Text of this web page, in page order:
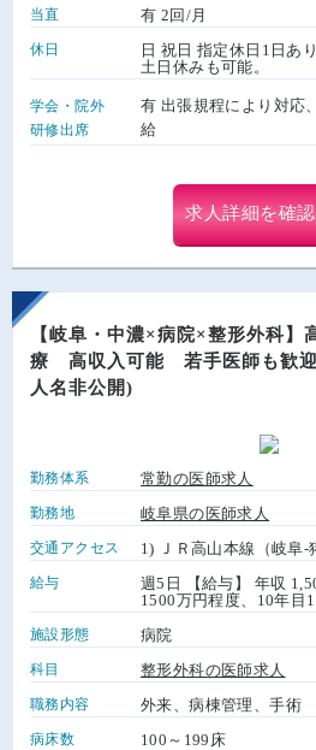
当直 有 2回/月
休日
日 祝日 指定休日1日あ
土日休みも可能。
学会・院外
研修出席
有 出張規程により対応
給
求人詳細を確
【岐阜・中濃×病院×整形外科】
療 高収入可能 若手医師も歓迎
人名非公開)
勤務体系 常勤の医師求人
勤務地 岐阜県の医師求人
交通アクセス 1) ＪＲ高山本線（岐阜-
給与
週5日 【給与】 年収
1500万円程度、10年目
施設形態 病院
科目 整形外科の医師求人
職務内容 外来、病棟管理、手術
病床数 100～199床